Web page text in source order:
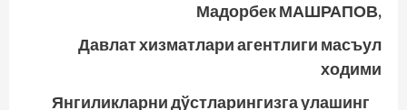
Мадорбек МАШРАПОВ,
Давлат хизматлари агентлиги масъул
ходими
Янгиликларни дўстларингизга улашинг